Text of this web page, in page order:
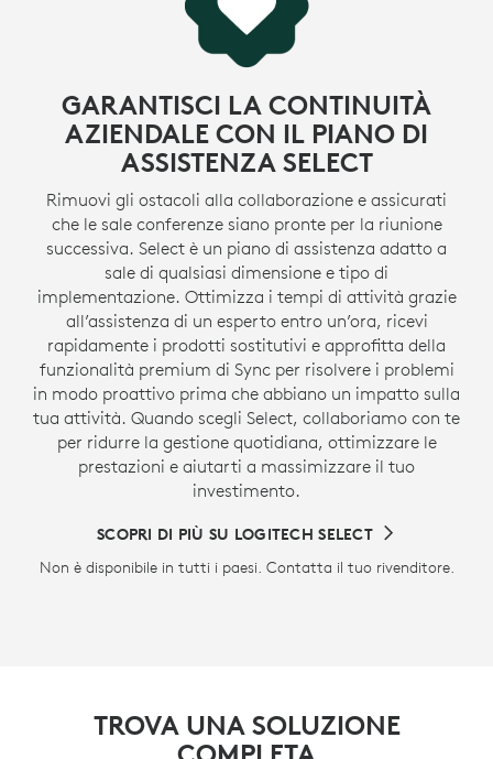
GARANTISCI LA CONTINUITÀ
AZIENDALE CON IL PIANO DI
ASSISTENZA SELECT
Rimuovi gli ostacoli alla collaborazione e assicurati
che le sale conferenze siano pronte per la riunione
successiva. Select è un piano di assistenza adatto a
sale di qualsiasi dimensione e tipo di
implementazione. Ottimizza i tempi di attività grazie
all’assistenza di un esperto entro un’ora, ricevi
rapidamente i prodotti sostitutivi e approfitta della
funzionalità premium di Sync per risolvere i problemi
in modo proattivo prima che abbiano un impatto sulla
tua attività. Quando scegli Select, collaboriamo con te
per ridurre la gestione quotidiana, ottimizzare le
prestazioni e aiutarti a massimizzare il tuo
investimento.
SCOPRI DI PIÙ SU LOGITECH SELECT
Non è disponibile in tutti i paesi. Contatta il tuo rivenditore.
TROVA UNA SOLUZIONE